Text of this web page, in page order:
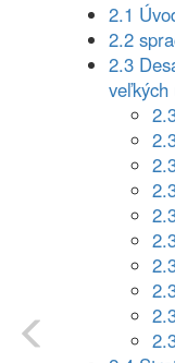
2.1
2.2
2.3
veľkých